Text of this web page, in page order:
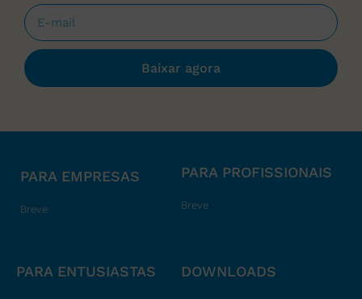
Baixar agora
PARA EMPRESAS
Breve
PARA PROFISSIONAIS
Breve
PARA ENTUSIASTAS DOWNLOADS